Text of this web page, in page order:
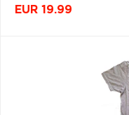
EUR 19.99